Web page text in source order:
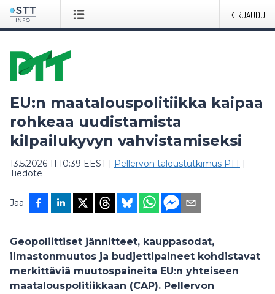
KIRJAUDU
EU:n maatalouspolitiikka kaipaa
rohkeaa uudistamista
kilpailukyvyn vahvistamiseksi
13.5.2026 11:10:39 EEST| Pellervon taloustutkimus PTT |
Tiedote
Jaa
Geopoliittiset jännitteet, kauppasodat,
ilmastonmuutos ja budjettipaineet kohdistavat
merkittäviä muutospaineita EU:n yhteiseen
maatalouspolitiikkaan (CAP). Pellervon